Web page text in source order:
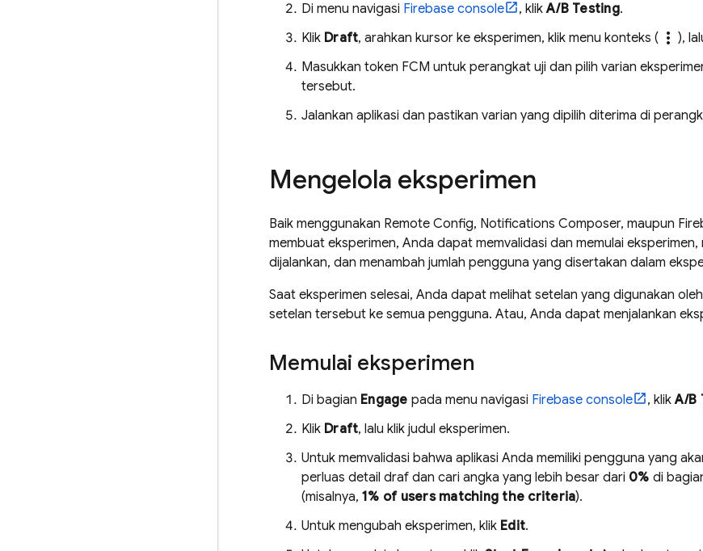
Di menu navigasi Firebase console , klikA/B Testing.
Klik Draft, arahkan kursor ke eksperimen, klik menu konteks ( more_vert),
Masukkan token FCM untuk perangkat uji dan pilih varian
tersebut.
Jalankan aplikasi dan pastikan varian yang dipilih diterima di
Mengelola eksperimen
Baik menggunakan Remote Config, Notifications Composer, maupun
membuat eksperimen, Anda dapat memvalidasi dan memulai
dijalankan, dan menambah jumlah pengguna yang disertakan dalam
Saat eksperimen selesai, Anda dapat melihat setelan yang digunakan
setelan tersebut ke semua pengguna. Atau, Anda dapat menjalankan
Memulai eksperimen
Di bagian Engage pada menu navigasi Firebaseconsole , klikA/B
Klik Draft, lalu klik judul eksperimen.
Untuk memvalidasi bahwa aplikasi Anda memiliki pengguna yang
perluas detail draf dan cari angka yang lebih besar dari 0% di
(misalnya, 1% of users matching the criteria).
Untuk mengubah eksperimen, klik Edit.